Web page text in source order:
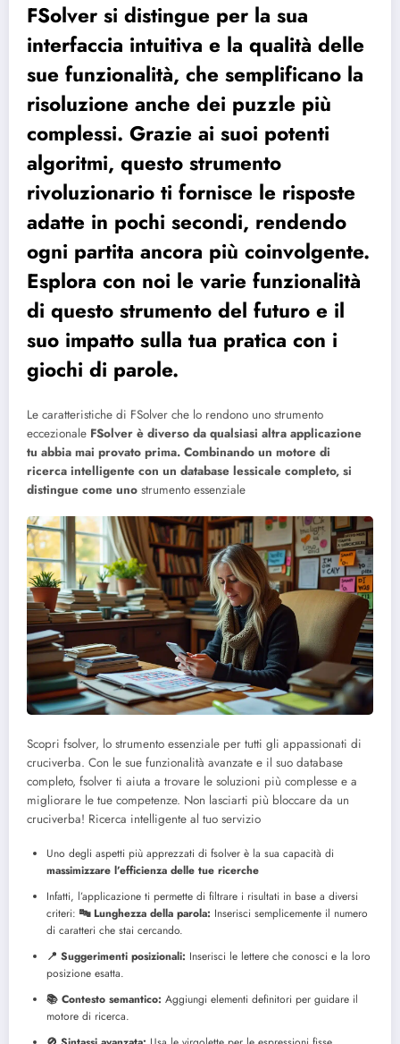
FSolver si distingue per la sua
interfaccia intuitiva e la qualità delle
sue funzionalità, che semplificano la
risoluzione anche dei puzzle più
complessi. Grazie ai suoi potenti
algoritmi, questo strumento
rivoluzionario ti fornisce le risposte
adatte in pochi secondi, rendendo
ogni partita ancora più coinvolgente.
Esplora con noi le varie funzionalità
di questo strumento del futuro e il
suo impatto sulla tua pratica con i
giochi di parole.
Le caratteristiche di FSolver che lo rendono uno strumento
eccezionale FSolver è diverso da qualsiasi altra applicazione
tu abbia mai provato prima. Combinando un motore di
ricerca intelligente con un database lessicale completo, si
distingue come uno strumento essenziale
Scopri fsolver, lo strumento essenziale per tutti gli appassionati di
cruciverba. Con le sue funzionalità avanzate e il suo database
completo, fsolver ti aiuta a trovare le soluzioni più complesse e a
migliorare le tue competenze. Non lasciarti più bloccare da un
cruciverba! Ricerca intelligente al tuo servizio
Uno degli aspetti più apprezzati di fsolver è la sua capacità di
massimizzare l’efficienza delle tue ricerche
Infatti, l’applicazione ti permette di filtrare i risultati in base a diversi
criteri: 🔤 Lunghezza della parola: Inserisci semplicemente il numero
di caratteri che stai cercando.
📍 Suggerimenti posizionali: Inserisci le lettere che conosci e la loro
posizione esatta.
📚 Contesto semantico: Aggiungi elementi definitori per guidare il
motore di ricerca.